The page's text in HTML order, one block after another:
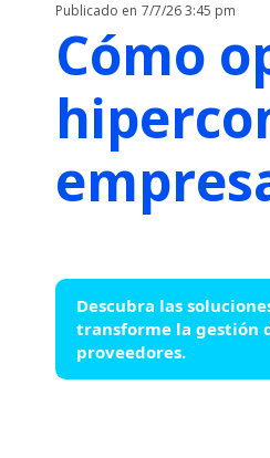
Publicado en 7/7/26 3:45 pm
Cómo
Descubra las
transforme la gestión
proveedores.